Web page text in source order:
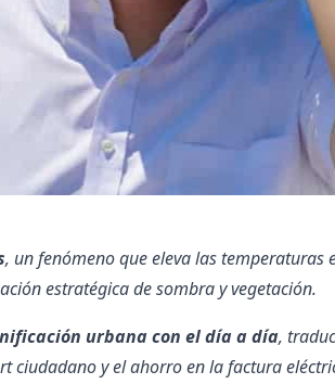
, un fenómeno que eleva las temperaturas
estratégica de sombra y vegetación.
urbana con el día a día,
ciudadano y el ahorro en la factura